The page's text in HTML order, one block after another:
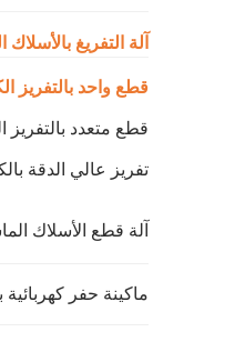
آلة التفريغ بالأسلاك
قطع واحد بالتفريز
قطع متعدد بالتفريز
تفريز عالي الدقة
آلة قطع الأسلاك
ماكينة حفر كهربائية